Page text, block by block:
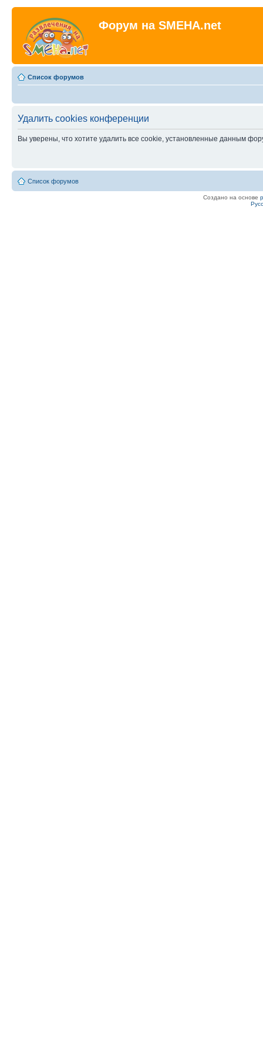
Форум на SMEHA.net
Список форумов
Удалить cookies конференции
Вы уверены, что хотите удалить все cookie, установленные данным
Список форумов
Создано на основе